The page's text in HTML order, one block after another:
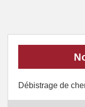
Débistrage de